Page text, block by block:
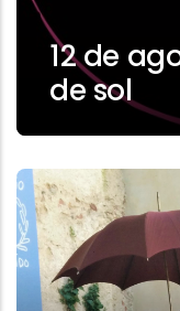
12 de
de sol